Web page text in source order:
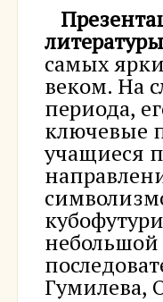
самых
веком. На
периода,
ключевые
учащиеся
небольшой
Гумилева,